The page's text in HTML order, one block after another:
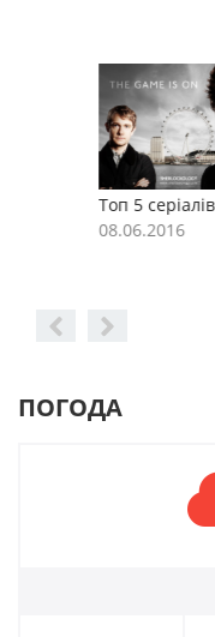
Топ 5 серіалів
08.06.2016
ПОГОДА